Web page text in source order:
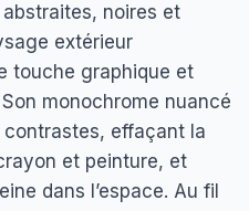
noires et
extérieur
touche graphique et
monochrome nuancé
effaçant la
et peinture, et
dans l’espace. Au fil